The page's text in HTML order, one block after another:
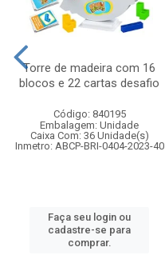
Torre de madeira com 16
blocos e 22 cartas desafio
Código: 840195
Embalagem: Unidade
Caixa Com: 36 Unidade(s)
Inmetro: ABCP-BRI-0404-2023-40
Faça seu login ou
cadastre-se para
comprar.